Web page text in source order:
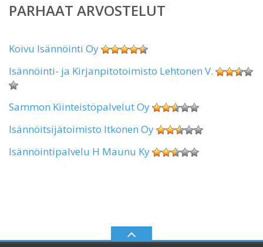
PARHAAT ARVOSTELUT
Koivu Isännöinti Oy
Isännöinti- ja Kirjanpitotoimisto Lehtonen V.
Sammon Kiinteistöpalvelut Oy
Isännöitsijätoimisto Itkonen Oy
Isännöintipalvelu H Maunu Ky